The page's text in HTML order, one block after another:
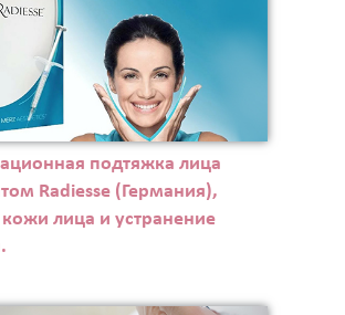
подтяжка лица
Radiesse (Германия),
лица и устранение